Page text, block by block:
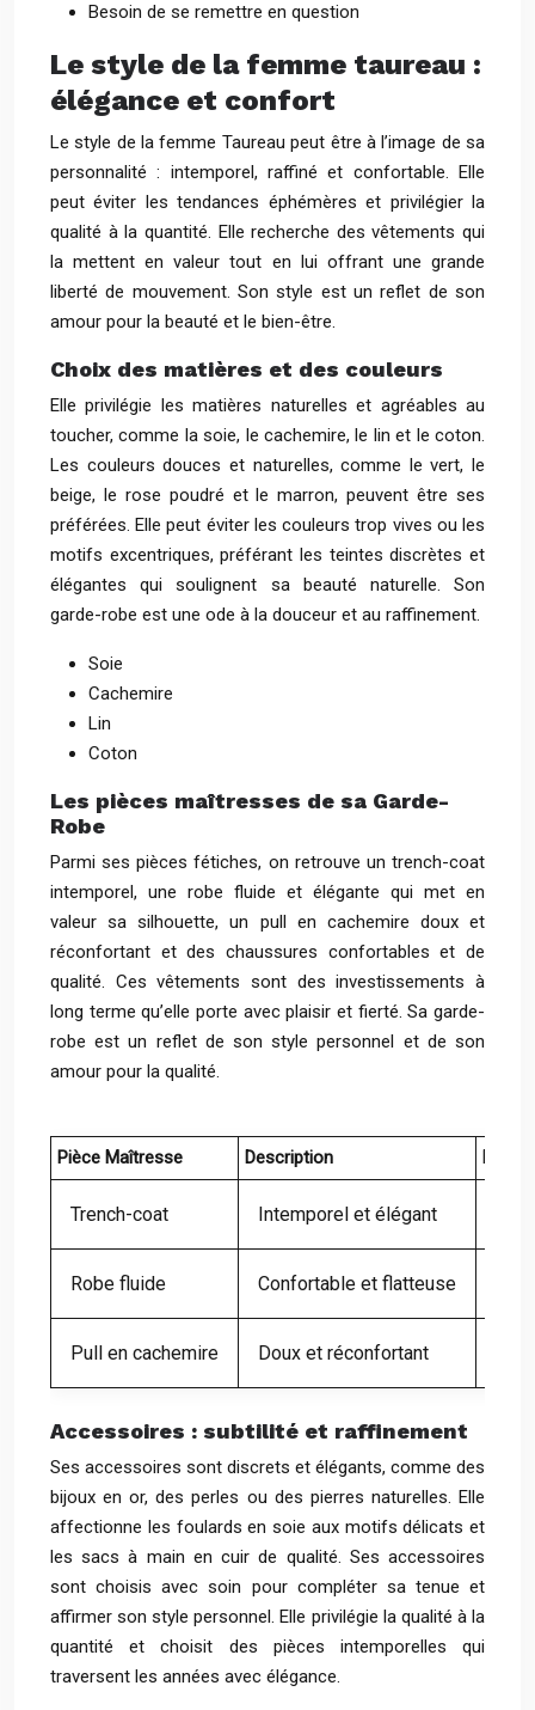
Besoin de se remettre en question
Le style de la femme taureau :
élégance et confort
Le style de la femme Taureau peut être à l’image de sa
personnalité : intemporel, raffiné et confortable. Elle
peut éviter les tendances éphémères et privilégier la
qualité à la quantité. Elle recherche des vêtements qui
la mettent en valeur tout en lui offrant une grande
liberté de mouvement. Son style est un reflet de son
amour pour la beauté et le bien-être.
Choix des matières et des couleurs
Elle privilégie les matières naturelles et agréables au
toucher, comme la soie, le cachemire, le lin et le coton.
Les couleurs douces et naturelles, comme le vert, le
beige, le rose poudré et le marron, peuvent être ses
préférées. Elle peut éviter les couleurs trop vives ou les
motifs excentriques, préférant les teintes discrètes et
élégantes qui soulignent sa beauté naturelle. Son
garde-robe est une ode à la douceur et au raffinement.
Soie
Cachemire
Lin
Coton
Les pièces maîtresses de sa Garde-
Robe
Parmi ses pièces fétiches, on retrouve un trench-coat
intemporel, une robe fluide et élégante qui met en
valeur sa silhouette, un pull en cachemire doux et
réconfortant et des chaussures confortables et de
qualité. Ces vêtements sont des investissements à
long terme qu’elle porte avec plaisir et fierté. Sa garde-
robe est un reflet de son style personnel et de son
amour pour la qualité.
Pièce Maîtresse Description
Trench-coat Intemporel et élégant
Robe fluide Confortable et flatteuse
Pull en cachemire Doux et réconfortant
Accessoires : subtilité et raffinement
Ses accessoires sont discrets et élégants, comme des
bijoux en or, des perles ou des pierres naturelles. Elle
affectionne les foulards en soie aux motifs délicats et
les sacs à main en cuir de qualité. Ses accessoires
sont choisis avec soin pour compléter sa tenue et
affirmer son style personnel. Elle privilégie la qualité à la
quantité et choisit des pièces intemporelles qui
traversent les années avec élégance.